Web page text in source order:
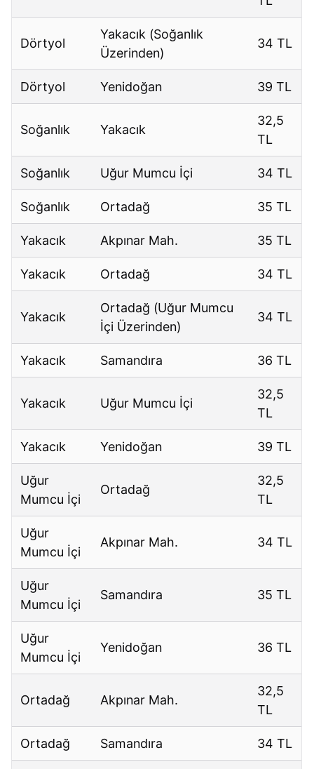
Dörtyol
Yakacık (Soğanlık
Üzerinden)
34 TL
Dörtyol Yenidoğan 39 TL
Soğanlık Yakacık
32,5
TL
Soğanlık Uğur Mumcu İçi 34 TL
Soğanlık Ortadağ 35 TL
Yakacık Akpınar Mah. 35 TL
Yakacık Ortadağ 34 TL
Yakacık
Ortadağ (Uğur Mumcu
İçi Üzerinden)
34 TL
Yakacık Samandıra 36 TL
Yakacık Uğur Mumcu İçi
32,5
TL
Yakacık Yenidoğan 39 TL
Uğur
Mumcu İçi
Ortadağ
32,5
TL
Uğur
Mumcu İçi
Akpınar Mah. 34 TL
Uğur
Mumcu İçi
Samandıra 35 TL
Uğur
Mumcu İçi
Yenidoğan 36 TL
Ortadağ Akpınar Mah.
32,5
TL
Ortadağ Samandıra 34 TL